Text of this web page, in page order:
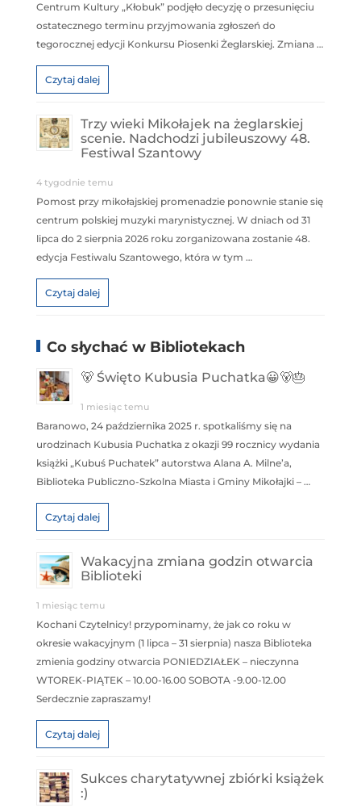
Centrum Kultury „Kłobuk” podjęło decyzję o przesunięciu
ostatecznego terminu przyjmowania zgłoszeń do
tegorocznej edycji Konkursu Piosenki Żeglarskiej. Zmiana …
Czytaj dalej
Trzy wieki Mikołajek na żeglarskiej
scenie. Nadchodzi jubileuszowy 48.
Festiwal Szantowy
4 tygodnie temu
Pomost przy mikołajskiej promenadzie ponownie stanie się
centrum polskiej muzyki marynistycznej. W dniach od 31
lipca do 2 sierpnia 2026 roku zorganizowana zostanie 48.
edycja Festiwalu Szantowego, która w tym …
Czytaj dalej
Co słychać w Bibliotekach
🐻 Święto Kubusia Puchatka😀🐻🎂
1 miesiąc temu
Baranowo, 24 października 2025 r. spotkaliśmy się na
urodzinach Kubusia Puchatka z okazji 99 rocznicy wydania
książki „Kubuś Puchatek” autorstwa Alana A. Milne’a,
Biblioteka Publiczno-Szkolna Miasta i Gminy Mikołajki – …
Czytaj dalej
Wakacyjna zmiana godzin otwarcia
Biblioteki
1 miesiąc temu
Kochani Czytelnicy! przypominamy, że jak co roku w
okresie wakacyjnym (1 lipca – 31 sierpnia) nasza Biblioteka
zmienia godziny otwarcia PONIEDZIAŁEK – nieczynna
WTOREK-PIĄTEK – 10.00-16.00 SOBOTA -9.00-12.00
Serdecznie zapraszamy!
Czytaj dalej
Sukces charytatywnej zbiórki książek
:)